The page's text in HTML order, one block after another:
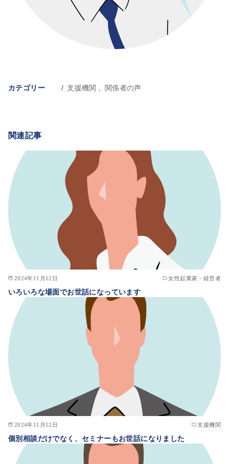
カテゴリー 支援機関 関係者の声
関連記事
2024年11月12日 女性起業家・経営者
いろいろな場面でお世話になっています
2024年11月12日 支援機関
個別相談だけでなく、セミナーもお世話になりました